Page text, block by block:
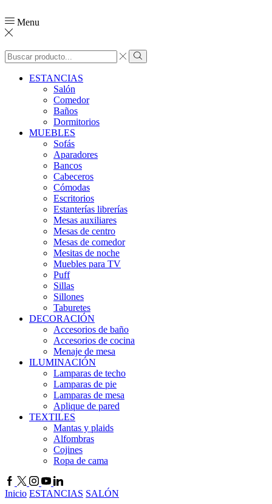
Menu
ESTANCIAS
Salón
Comedor
Baños
Dormitorios
MUEBLES
Sofás
Aparadores
Bancos
Cabeceros
Cómodas
Escritorios
Estanterías librerías
Mesas auxiliares
Mesas de centro
Mesas de comedor
Mesitas de noche
Muebles para TV
Puff
Sillas
Sillones
Taburetes
DECORACIÓN
Accesorios de baño
Accesorios de cocina
Menaje de mesa
ILUMINACIÓN
Lamparas de techo
Lamparas de pie
Lamparas de mesa
Aplique de pared
TEXTILES
Mantas y plaids
Alfombras
Cojines
Ropa de cama
Inicio ESTANCIAS SALÓN